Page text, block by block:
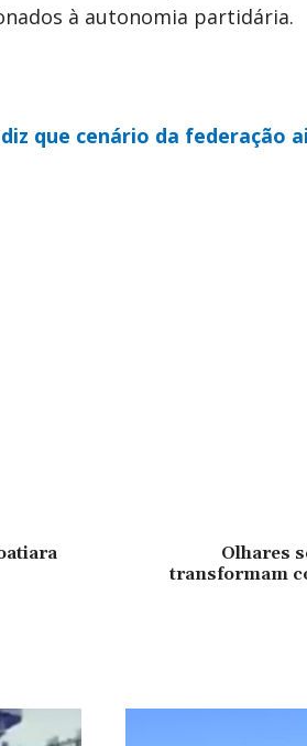
à autonomia partidária.
que cenário da federação
Olhares
transformam